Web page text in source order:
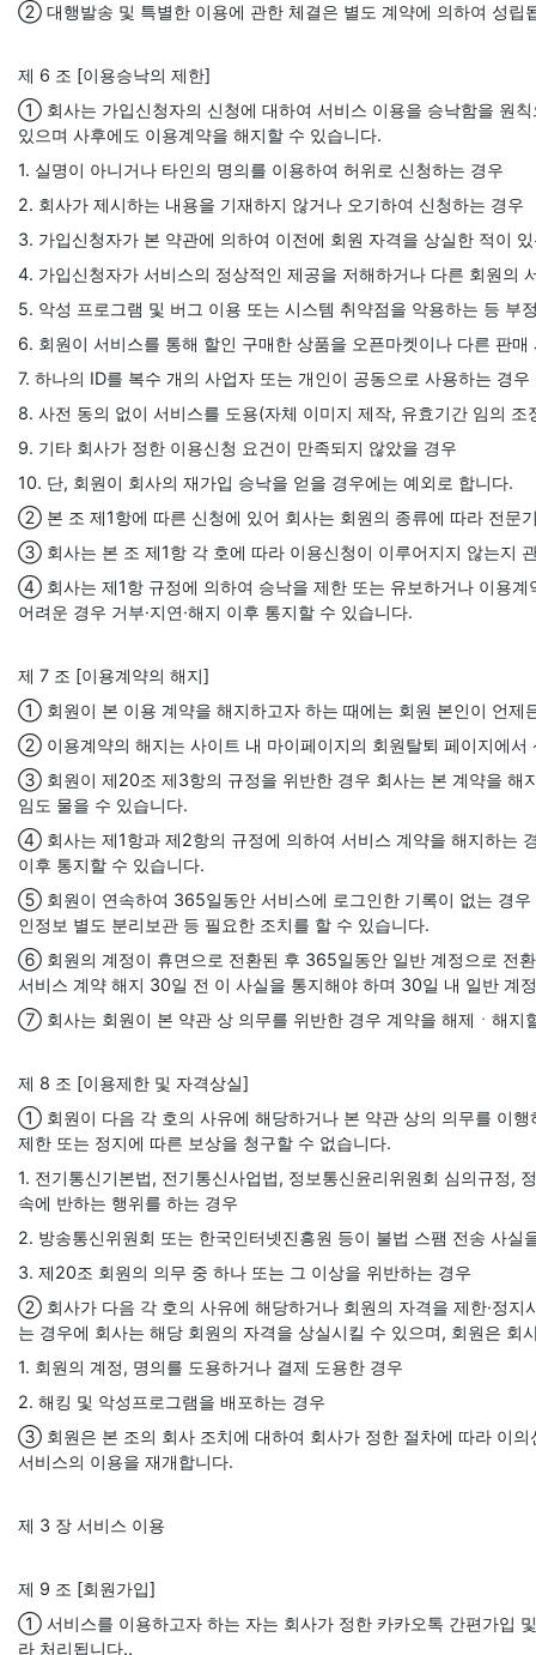
② 대행발송 및 특별한 이용에 관한 체결은 별도 계약에 의하여 성립
제 6 조 [이용승낙의 제한]
① 회사는 가입신청자의 신청에 대하여 서비스 이용을 승낙함을 원
있으며 사후에도 이용계약을 해지할 수 있습니다.
1. 실명이 아니거나 타인의 명의를 이용하여 허위로 신청하는 경우
2. 회사가 제시하는 내용을 기재하지 않거나 오기하여 신청하는 경우
3. 가입신청자가 본 약관에 의하여 이전에 회원 자격을 상실한 적이
4. 가입신청자가 서비스의 정상적인 제공을 저해하거나 다른 회원의
5. 악성 프로그램 및 버그 이용 또는 시스템 취약점을 악용하는 등 부
6. 회원이 서비스를 통해 할인 구매한 상품을 오픈마켓이나 다른 판
7. 하나의 ID를 복수 개의 사업자 또는 개인이 공동으로 사용하는 경우
8. 사전 동의 없이 서비스를 도용(자체 이미지 제작, 유효기간 임의 조
9. 기타 회사가 정한 이용신청 요건이 만족되지 않았을 경우
10. 단, 회원이 회사의 재가입 승낙을 얻을 경우에는 예외로 합니다.
② 본 조 제1항에 따른 신청에 있어 회사는 회원의 종류에 따라 전문
③ 회사는 본 조 제1항 각 호에 따라 이용신청이 이루어지지 않는지
④ 회사는 제1항 규정에 의하여 승낙을 제한 또는 유보하거나 이용
어려운 경우 거부·지연·해지 이후 통지할 수 있습니다.
제 7 조 [이용계약의 해지]
① 회원이 본 이용 계약을 해지하고자 하는 때에는 회원 본인이 언제
② 이용계약의 해지는 사이트 내 마이페이지의 회원탈퇴 페이지에
③ 회원이 제20조 제3항의 규정을 위반한 경우 회사는 본 계약을 해
임도 물을 수 있습니다.
④ 회사는 제1항과 제2항의 규정에 의하여 서비스 계약을 해지하는
이후 통지할 수 있습니다.
⑤ 회원이 연속하여 365일동안 서비스에 로그인한 기록이 없는 경
인정보 별도 분리보관 등 필요한 조치를 할 수 있습니다.
⑥ 회원의 계정이 휴면으로 전환된 후 365일동안 일반 계정으로 전
서비스 계약 해지 30일 전 이 사실을 통지해야 하며 30일 내 일반 계
⑦ 회사는 회원이 본 약관 상 의무를 위반한 경우 계약을 해제ㆍ해지
제 8 조 [이용제한 및 자격상실]
① 회원이 다음 각 호의 사유에 해당하거나 본 약관 상의 의무를 이
제한 또는 정지에 따른 보상을 청구할 수 없습니다.
1. 전기통신기본법, 전기통신사업법, 정보통신윤리위원회 심의규정,
속에 반하는 행위를 하는 경우
2. 방송통신위원회 또는 한국인터넷진흥원 등이 불법 스팸 전송 사실
3. 제20조 회원의 의무 중 하나 또는 그 이상을 위반하는 경우
② 회사가 다음 각 호의 사유에 해당하거나 회원의 자격을 제한·정지
는 경우에 회사는 해당 회원의 자격을 상실시킬 수 있으며, 회원은 회
1. 회원의 계정, 명의를 도용하거나 결제 도용한 경우
2. 해킹 및 악성프로그램을 배포하는 경우
③ 회원은 본 조의 회사 조치에 대하여 회사가 정한 절차에 따라 이
서비스의 이용을 재개합니다.
제 3 장 서비스 이용
제 9 조 [회원가입]
① 서비스를 이용하고자 하는 자는 회사가 정한 카카오톡 간편가입
라 처리됩니다..